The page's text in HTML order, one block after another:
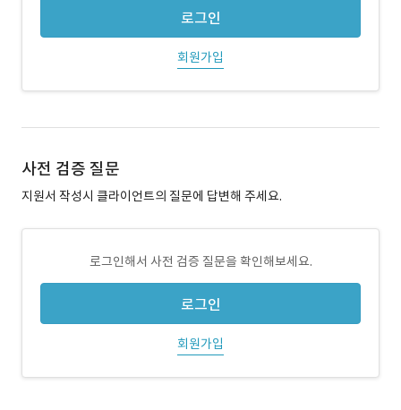
로그인
회원가입
사전 검증 질문
지원서 작성시 클라이언트의 질문에 답변해 주세요.
로그인해서 사전 검증 질문을 확인해보세요.
로그인
회원가입